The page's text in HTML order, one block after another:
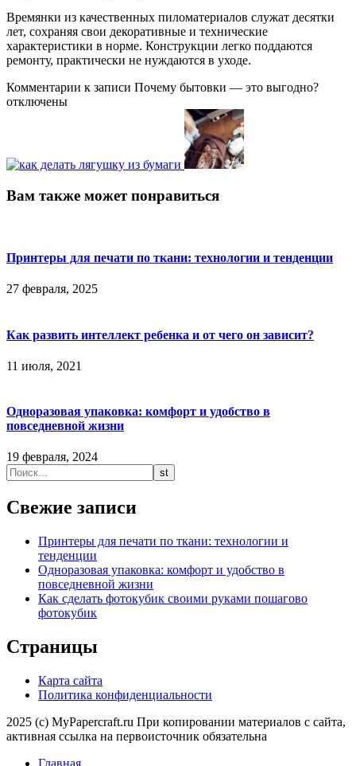
Времянки из качественных пиломатериалов служат десятки
лет, сохраняя свои декоративные и технические
характеристики в норме. Конструкции легко поддаются
ремонту, практически не нуждаются в уходе.
Комментарии к записи Почему бытовки — это выгодно?
отключены
Вам также может понравиться
Принтеры для печати по ткани: технологии и тенденции
27 февраля, 2025
Как развить интеллект ребенка и от чего он зависит?
11 июля, 2021
Одноразовая упаковка: комфорт и удобство в
повседневной жизни
19 февраля, 2024
Свежие записи
Принтеры для печати по ткани: технологии и
тенденции
Одноразовая упаковка: комфорт и удобство в
повседневной жизни
Как сделать фотокубик своими руками пошагово
фотокубик
Страницы
Карта сайта
Политика конфиденциальности
2025 (c) MyPapercraft.ru При копировании материалов с сайта,
активная ссылка на первоисточник обязательна
Главная